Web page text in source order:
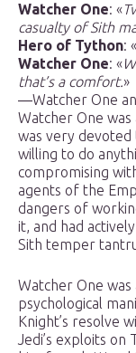
Watcher One: «
casualty of Sith
Hero of Tython: «
Watcher One: «
that’s a comfort.»
―Watcher One
Watcher One
was very devoted
willing to do
compromising
agents of the
dangers of
it, and had
Sith temper
Watcher One
psychological
Knight’s resolve
Jedi’s exploits